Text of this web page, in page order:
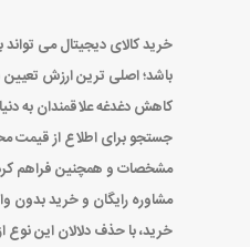
خرید کالای دیجیتال می
باشد؛ اصلی ترین ارزش
کاهش دغدغه علاقمندان به
جستجو برای اطلاع از قیمت
مشخصات و همچنین فراهم
مشاوره رایگان و خرید
خرید، با حذف دلالان این نوع